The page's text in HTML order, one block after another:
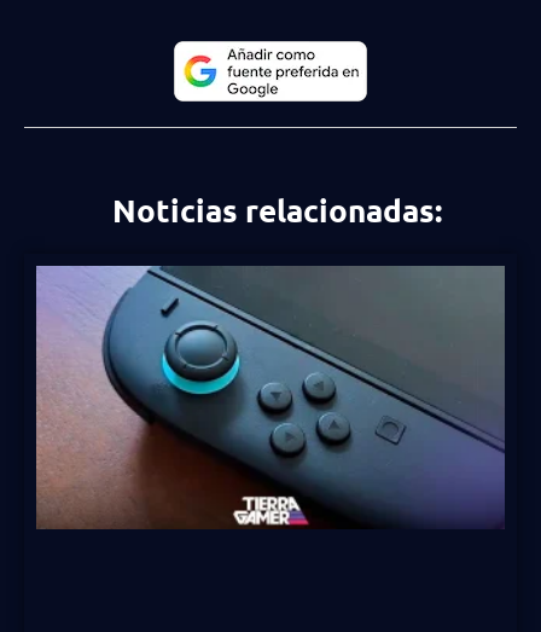
Noticias relacionadas: